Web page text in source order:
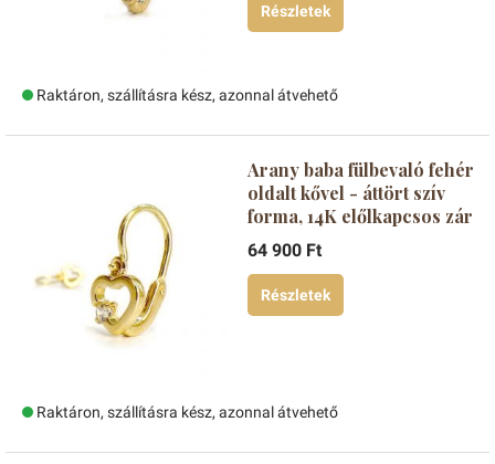
Részletek
Raktáron, szállításra kész, azonnal átvehető
Arany baba fülbevaló fehér
oldalt kővel - áttört szív
forma, 14K előlkapcsos zár
64 900 Ft
Részletek
Raktáron, szállításra kész, azonnal átvehető